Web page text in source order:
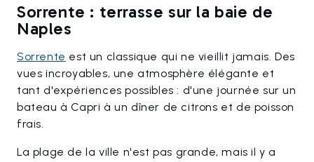
Sorrente : terrasse sur la baie de
Naples
Sorrente est un classique qui ne vieillit jamais. Des
vues incroyables, une atmosphère élégante et
tant d'expériences possibles : d'une journée sur un
bateau à Capri à un dîner de citrons et de poisson
frais.
La plage de la ville n'est pas grande, mais il y a